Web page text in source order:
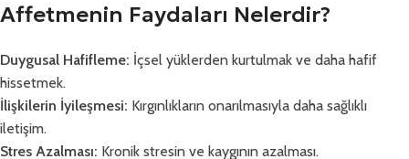
Affetmenin Faydaları Nelerdir?
Duygusal Hafifleme: İçsel yüklerden kurtulmak ve daha hafif
hissetmek.
İlişkilerin İyileşmesi: Kırgınlıkların onarılmasıyla daha sağlıklı
iletişim.
Stres Azalması: Kronik stresin ve kaygının azalması.